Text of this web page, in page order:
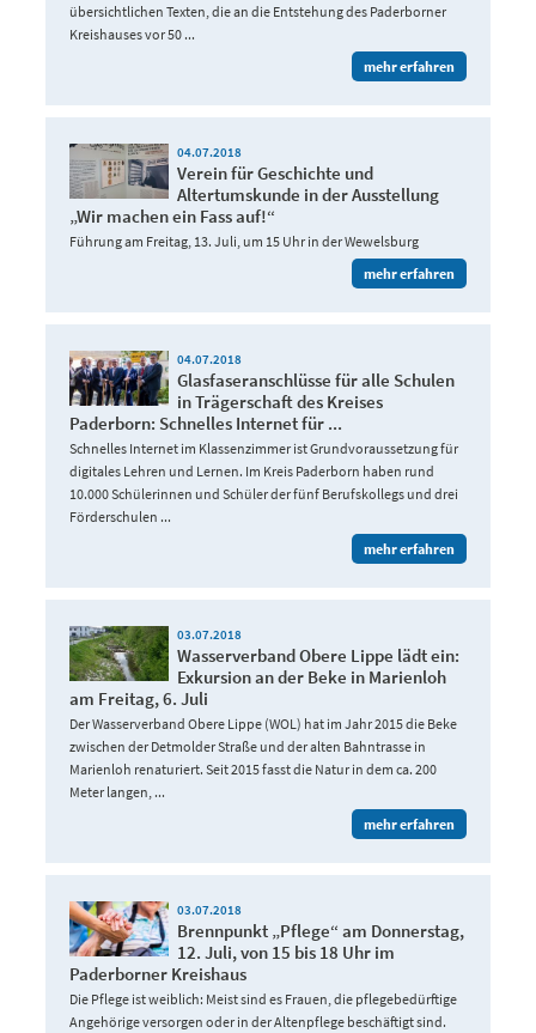
übersichtlichen Texten, die an die Entstehung des Paderborner
Kreishauses vor 50 ...
mehr erfahren
04.07.2018
Verein für Geschichte und
Altertumskunde in der Ausstellung
„Wir machen ein Fass auf!“
Führung am Freitag, 13. Juli, um 15 Uhr in der Wewelsburg
mehr erfahren
04.07.2018
Glasfaseranschlüsse für alle Schulen
in Trägerschaft des Kreises
Paderborn: Schnelles Internet für ...
Schnelles Internet im Klassenzimmer ist Grundvoraussetzung für
digitales Lehren und Lernen. Im Kreis Paderborn haben rund
10.000 Schülerinnen und Schüler der fünf Berufskollegs und drei
Förderschulen ...
mehr erfahren
03.07.2018
Wasserverband Obere Lippe lädt ein:
Exkursion an der Beke in Marienloh
am Freitag, 6. Juli
Der Wasserverband Obere Lippe (WOL) hat im Jahr 2015 die Beke
zwischen der Detmolder Straße und der alten Bahntrasse in
Marienloh renaturiert. Seit 2015 fasst die Natur in dem ca. 200
Meter langen, ...
mehr erfahren
03.07.2018
Brennpunkt „Pflege“ am Donnerstag,
12. Juli, von 15 bis 18 Uhr im
Paderborner Kreishaus
Die Pflege ist weiblich: Meist sind es Frauen, die pflegebedürftige
Angehörige versorgen oder in der Altenpflege beschäftigt sind.